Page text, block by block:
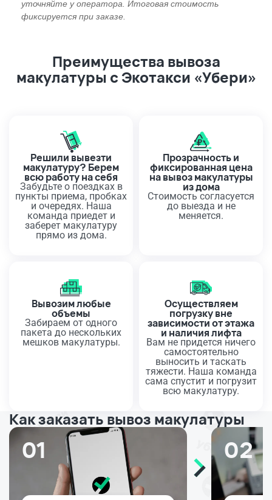
уточняйте у оператора. Итоговая стоимость
фиксируется при заказе.
Преимущества вывоза
макулатуры с Экотакси «Убери»
Решили вывезти
макулатуру? Берем
всю работу на себя
Забудьте о поездках в
пункты приема, пробках
и очередях. Наша
команда приедет и
заберет макулатуру
прямо из дома.
Прозрачность и
фиксированная цена
на вывоз макулатуры
из дома
Стоимость согласуется
до выезда и не
меняется.
Вывозим любые
объемы
Забираем от одного
пакета до нескольких
мешков макулатуры.
Осуществляем
погрузку вне
зависимости от этажа
и наличия лифта
Вам не придется ничего
самостоятельно
выносить и таскать
тяжести. Наша команда
сама спустит и погрузит
всю макулатуру.
Как заказать вывоз макулатуры
01 02